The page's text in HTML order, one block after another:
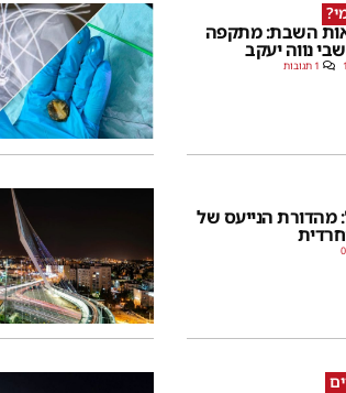
השבת: מתקפה
נווה יעקב
1 תגובות
מהדורת הנייעס של